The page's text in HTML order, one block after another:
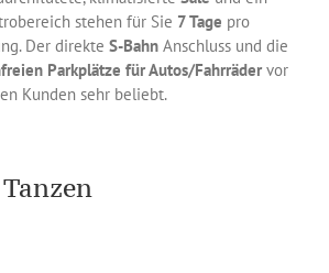
stehen für Sie 7 Tage pro
Der direkte S-Bahn Anschluss und die
Parkplätze für Autos/Fahrräder vor
Kunden sehr beliebt.